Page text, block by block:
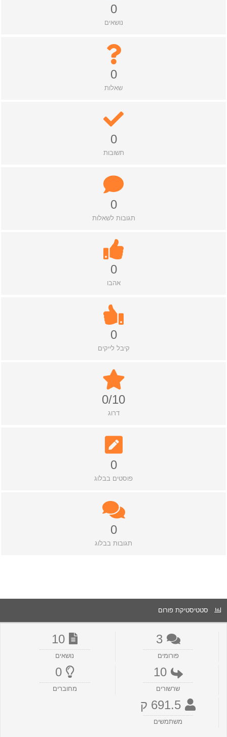
0
נושאים
0
שאלות
0
תשובות
0
תגובות לשאלות
0
אהבו
0
קיבל לייקים
0/10
דרוג
0
פוסטים בבלוג
0
תגובות בבלוג
סטטיסטיקת פורום
3
פורומים
10
נושאים
10
שרשורים
0
מחוברים
691.5 ק
משתמשים